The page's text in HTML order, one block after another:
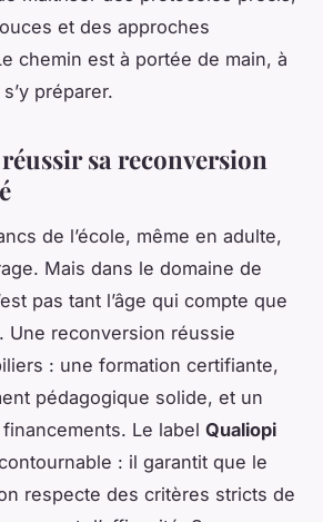
et des approches
chemin est à portée de main, à
préparer.
sa reconversion
de l’école, même en adulte,
Mais dans le domaine de
pas tant l’âge qui compte que
Une reconversion réussie
: une formation certifiante,
pédagogique solide, et un
Le label Qualiopi
: il garantit que le
respecte des critères stricts de